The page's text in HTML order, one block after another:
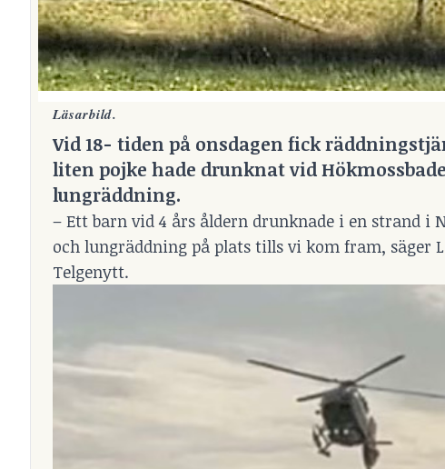
Läsarbild.
Vid 18- tiden på onsdagen fick
liten pojke hade drunknat vid
lungräddning.
– Ett barn vid 4 års åldern drunknade i en strand
och lungräddning på plats tills vi kom fram, säger
Telgenytt.